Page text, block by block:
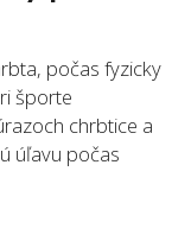
počas fyzicky
športe
chrbtice a
úľavu počas